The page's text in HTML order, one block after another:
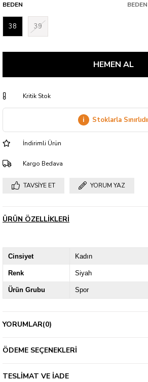
BEDEN
38 39
Kritik Stok
i Stoklarla
İndirimli Ürün
Kargo Bedava
TAVSIYE ET YORUM YAZ
ÜRÜN ÖZELLIKLERI
Cinsiyet Kadın
Renk Siyah
Ürün Grubu Spor
YORUMLAR(0)
ÖDEME SEÇENEKLERI
TESLIMAT VE İADE